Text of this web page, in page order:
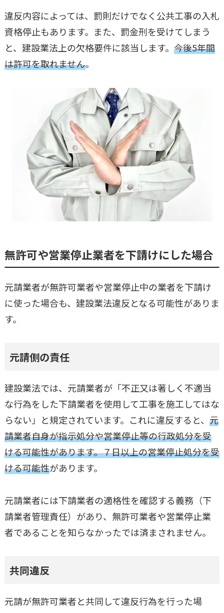
違反内容によっては、罰則だけでなく公共工事の入札
資格停止もあります。また、罰金刑を受けてしまう
と、建設業法上の欠格要件に該当します。 今後5年間
は許可を取れません。
無許可や営業停止業者を下請けにした場合
元請業者が無許可業者や営業停止中の業者を下請け
に使った場合も、建設業法違反となる可能性がありま
す。
元請側の責任
建設業法では、元請業者が「不正又は著しく不適当
な行為をした下請業者を使用して工事を施工してはな
らない」と規定されています。これに違反すると、 元
請業者自身が指示処分や営業停止等の行政処分を受
ける可能性があります。７日以上の営業停止処分を受
ける可能性があります。
元請業者には下請業者の適格性を確認する義務（下
請業者管理責任）があり、無許可業者や営業停止業
者であることを知らなかったでは済まされません。
共同違反
元請が無許可業者と共同して違反行為を行った場